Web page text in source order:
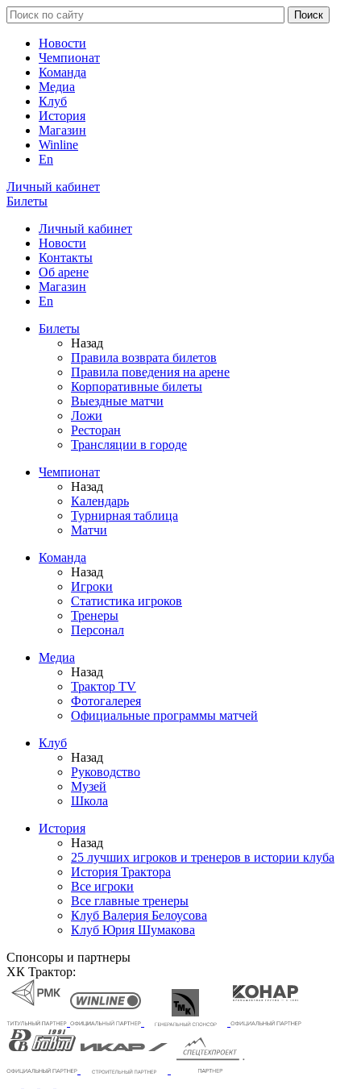
Новости
Чемпионат
Команда
Медиа
Клуб
История
Магазин
Winline
En
Личный кабинет
Билеты
Личный кабинет
Новости
Контакты
Об арене
Магазин
En
Билеты
Назад
Правила возврата билетов
Правила поведения на арене
Корпоративные билеты
Выездные матчи
Ложи
Ресторан
Трансляции в городе
Чемпионат
Назад
Календарь
Турнирная таблица
Матчи
Команда
Назад
Игроки
Статистика игроков
Тренеры
Персонал
Медиа
Назад
Трактор TV
Фотогалерея
Официальные программы матчей
Клуб
Назад
Руководство
Музей
Школа
История
Назад
25 лучших игроков и тренеров в истории клуба
История Трактора
Все игроки
Все главные тренеры
Клуб Валерия Белоусова
Клуб Юрия Шумакова
Спонсоры и партнеры
ХК Трактор: